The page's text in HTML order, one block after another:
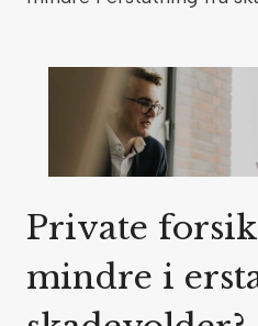
Private
mindre i